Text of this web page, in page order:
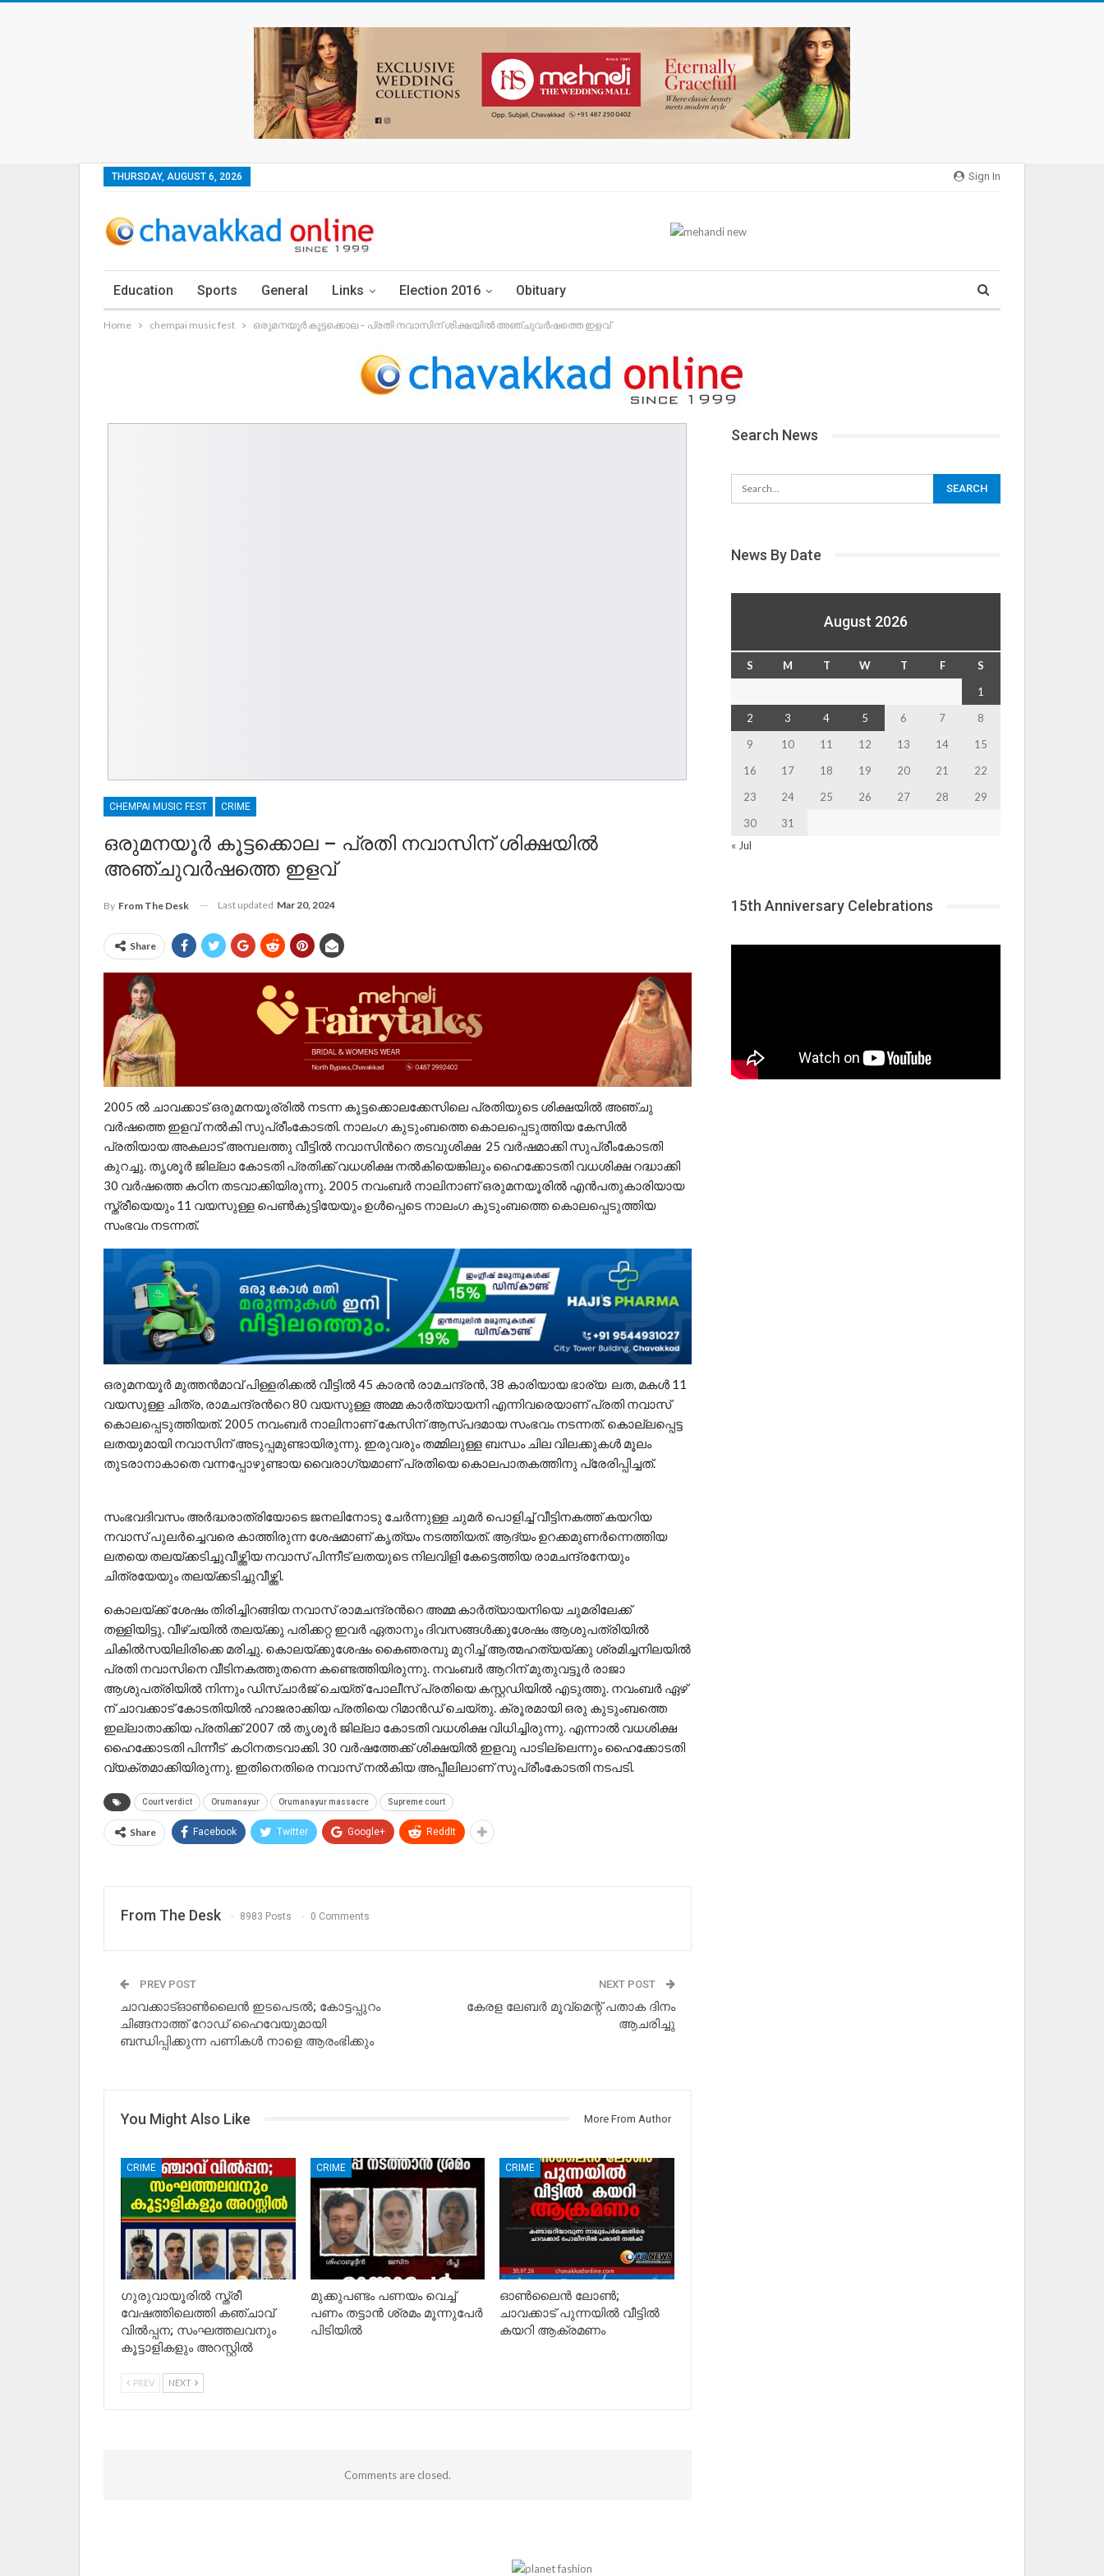
Sign In
THURSDAY, AUGUST 6, 2026
Education Sports General Links Election 2016 Obituary
Home chempai music fest ഒരുമനയൂര്‍ കൂട്ടക്കൊല – പ്രതി നവാസിന് ശിക്ഷയിൽ അഞ്ചുവർഷത്തെ ഇളവ്
CHEMPAI MUSIC FEST CRIME
ഒരുമനയൂര്‍ കൂട്ടക്കൊല – പ്രതി നവാസിന് ശിക്ഷയിൽ
അഞ്ചുവർഷത്തെ ഇളവ്
By From The Desk Last updated Mar 20, 2024
Share
2005 ൽ ചാവക്കാട് ഒരുമനയൂര്രിൽ നടന്ന കൂട്ടക്കൊലക്കേസിലെ പ്രതിയുടെ ശിക്ഷയില്‍ അഞ്ചു
വർഷത്തെ ഇളവ് നല്‍കി സുപ്രീംകോടതി. നാലംഗ കുടുംബത്തെ കൊലപ്പെടുത്തിയ കേസിൽ
പ്രതിയായ അകലാട് അമ്പലത്തു വീട്ടില്‍ നവാസിന്‍റെ തടവുശിക്ഷ 25 വര്‍ഷമാക്കി സുപ്രീംകോടതി
കുറച്ചു. തൃശൂർ ജില്ലാ കോടതി പ്രതിക്ക് വധശിക്ഷ നല്‍കിയെങ്കിലും ഹൈക്കോടതി വധശിക്ഷ റദ്ധാക്കി
30 വര്‍ഷത്തെ കഠിന തടവാക്കിയിരുന്നു. 2005 നവംബര്‍ നാലിനാണ് ഒരുമനയൂരില്‍ എന്‍പതുകാരിയായ
സ്ത്രീയെയും 11 വയസുള്ള പെണ്‍കുട്ടിയേയും ഉള്‍പ്പെടെ നാലംഗ കുടുംബത്തെ കൊലപ്പെടുത്തിയ
സംഭവം നടന്നത്.
ഒരുമനയൂർ മുത്തൻമാവ് പിള്ളരിക്കൽ വീട്ടിൽ 45 കാരന്‍ രാമചന്ദ്രൻ, 38 കാരിയായ ഭാര്യ ലത, മകൾ 11
വയസുള്ള ചിത്ര, രാമചന്ദ്രന്‍റെ 80 വയസുള്ള അമ്മ കാർത്യായനി എന്നിവരെയാണ് പ്രതി നവാസ്
കൊലപ്പെടുത്തിയത്. 2005 നവംബര്‍ നാലിനാണ് കേസിന് ആസ്പദമായ സംഭവം നടന്നത്. കൊല്ലപ്പെട്ട
ലതയുമായി നവാസിന് അടുപ്പമുണ്ടായിരുന്നു. ഇരുവരും തമ്മിലുള്ള ബന്ധം ചില വിലക്കുകള്‍ മൂലം
തുടരാനാകാതെ വന്നപ്പോഴുണ്ടായ വൈരാഗ്യമാണ് പ്രതിയെ കൊലപാതകത്തിനു പ്രേരിപ്പിച്ചത്.
സംഭവദിവസം അര്‍ദ്ധരാത്രിയോടെ ജനലിനോടു ചേര്‍ന്നുള്ള ചുമര്‍ പൊളിച്ച് വീട്ടിനകത്ത് കയറിയ
നവാസ് പുലര്‍ച്ചെവരെ കാത്തിരുന്ന ശേഷമാണ് കൃത്യം നടത്തിയത്. ആദ്യം ഉറക്കമുണര്‍ന്നെത്തിയ
ലതയെ തലയ്ക്കടിച്ചുവീഴ്ത്തിയ നവാസ് പിന്നീട് ലതയുടെ നിലവിളി കേട്ടെത്തിയ രാമചന്ദ്രനേയും
ചിത്രയേയും തലയ്ക്കടിച്ചുവീഴ്ത്തി.
കൊലയ്ക്ക് ശേഷം തിരിച്ചിറങ്ങിയ നവാസ് രാമചന്ദ്രന്‍റെ അമ്മ കാര്‍ത്യായനിയെ ചുമരിലേക്ക്
തള്ളിയിട്ടു. വീഴ്ചയില്‍ തലയ്ക്കു പരിക്കറ്റ ഇവര്‍ ഏതാനും ദിവസങ്ങള്‍ക്കുശേഷം ആശുപത്രിയില്‍
ചികില്‍സയിലിരിക്കെ മരിച്ചു. കൊലയ്‌ക്കുശേഷം കൈഞരമ്പു മുറിച്ച് ആത്മഹത്യയ്‌ക്കു ശ്രമിച്ചനിലയിൽ
പ്രതി നവാസിനെ വീടിനകത്തുതന്നെ കണ്ടെത്തിയിരുന്നു. നവംബർ ആറിന് മുതുവട്ടൂർ രാജാ
ആശുപത്രിയിൽ നിന്നും ഡിസ്ചാർജ് ചെയ്ത് പോലീസ് പ്രതിയെ കസ്റ്റഡിയിൽ എടുത്തു. നവംബർ ഏഴ്
ന് ചാവക്കാട് കോടതിയിൽ ഹാജരാക്കിയ പ്രതിയെ റിമാൻഡ് ചെയ്തു. ക്രൂരമായി ഒരു കുടുംബത്തെ
ഇല്ലാതാക്കിയ പ്രതിക്ക് 2007 ല്‍ തൃശൂർ ജില്ലാ കോടതി വധശിക്ഷ വിധിച്ചിരുന്നു. എന്നാല്‍ വധശിക്ഷ
ഹൈക്കോടതി പിന്നീട് കഠിനതടവാക്കി. 30 വർഷത്തേക്ക് ശിക്ഷയിൽ ഇളവു പാടില്ലെന്നും ഹൈക്കോടതി
വ്യക്തമാക്കിയിരുന്നു. ഇതിനെതിരെ നവാസ് നൽകിയ അപ്പീലിലാണ് സുപ്രീംകോടതി നടപടി.
Court verdict Orumanayur Orumanayur massacre Supreme court
Share Facebook Twitter Google+ ReddIt
From The Desk 8983 Posts 0 Comments
PREV POST
ചാവക്കാട്ഓൺലൈൻ ഇടപെടൽ; കോട്ടപ്പുറം
ചിങ്ങനാത്ത് റോഡ് ഹൈവേയുമായി
ബന്ധിപ്പിക്കുന്ന പണികൾ നാളെ ആരംഭിക്കും
NEXT POST
കേരള ലേബർ മൂവ്മെന്റ് പതാക ദിനം
ആചരിച്ചു
You Might Also Like More From Author
CRIME
ഗുരുവായൂരിൽ സ്ത്രീ
വേഷത്തിലെത്തി കഞ്ചാവ്
വിൽപ്പന; സംഘത്തലവനും
കൂട്ടാളികളും അറസ്റ്റിൽ
CRIME
മുക്കുപണ്ടം പണയം വെച്ച്
പണം തട്ടാൻ ശ്രമം മൂന്നുപേർ
പിടിയിൽ
CRIME
ഓൺലൈൻ ലോൺ;
ചാവക്കാട് പുന്നയിൽ വീട്ടിൽ
കയറി ആക്രമണം
PREV NEXT
Comments are closed.
Search News
News By Date
August 2026
S M T W T F
S
1
2
3 4 5 6 7
8
9
10 11 12 13 14
15
16
17 18 19 20 21
22
23
24 25 26 27 28
29
30
31
« Jul
15th Anniversary Celebrations